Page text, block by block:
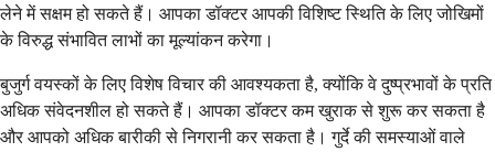
लेने में सक्षम हो सकते हैं। आपका डॉक्टर आपकी विशिष्ट स्थिति के लिए जोखिमों
के विरुद्ध संभावित लाभों का मूल्यांकन करेगा।
बुजुर्ग वयस्कों के लिए विशेष विचार की आवश्यकता है, क्योंकि वे दुष्प्रभावों के प्रति
अधिक संवेदनशील हो सकते हैं। आपका डॉक्टर कम खुराक से शुरू कर सकता है
और आपको अधिक बारीकी से निगरानी कर सकता है। गुर्दे की समस्याओं वाले